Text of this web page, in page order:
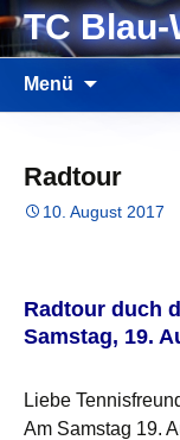
Zum
InhaltTC Blau-
Menü
Radtour
10. August 2017
Radtour duch
Samstag, 19.
Liebe
Am Samstag 19.